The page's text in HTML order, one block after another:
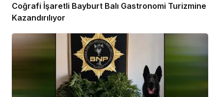
Coğrafi İşaretli Bayburt Balı Gastronomi Turizmine
Kazandırılıyor